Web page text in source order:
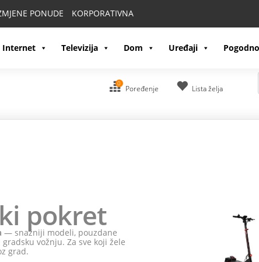
PONUDE KORPORATIVNA
Internet Televizija Dom Uređaji
0
Poređenje Lista želja
pokret
— snažniji modeli, pouzdane
vožnju. Za sve koji žele
grad.